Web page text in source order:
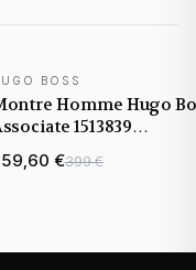
BOSS
Homme Hugo
1513839
cadran
€399 €